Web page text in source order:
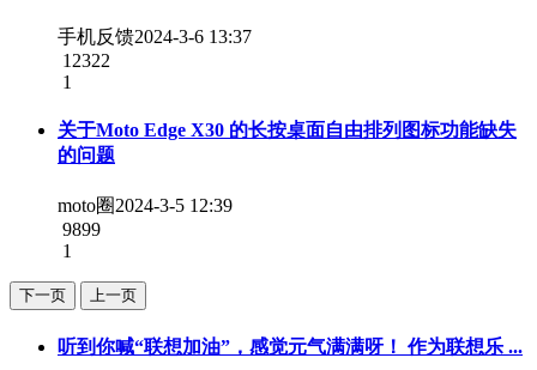
手机反馈2024-3-6 13:37
12322
1
关于Moto Edge X30 的长按桌面自由排列图标功能缺失
的问题
moto圈2024-3-5 12:39
9899
1
下一页 上一页
听到你喊“联想加油”，感觉元气满满呀！ 作为联想乐 ...